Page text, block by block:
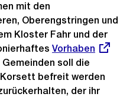
mit den
Oberengstringen und
Kloster Fahr und der
Externer
Link:
Vorhaben
soll die
befreit werden
der ihr